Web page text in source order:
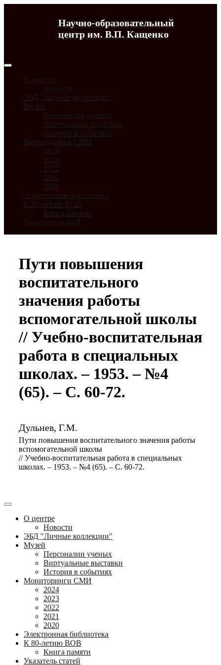
Научно-образовательный
центр им. В.П. Кащенко
О центре
Новости
ЭБД "Личные коллекции"
Музей
Персоналии ученых
Виртуальные выставки
История в событиях
Мониторинги СМИ
2024
2023
2022
2021
2020
Электронная библиотека
К 80-летию ВОВ
Книга памяти
Указатель статей
Пути повышения
воспитательного
значения работы
вспомогательной школы
// Учебно-воспитательная
работа в специальных
школах. – 1953. – №4
(65). – С. 60-72.
Дульнев, Г.М.
Пути повышения воспитательного значения работы
вспомогательной школы
// Учебно-воспитательная работа в специальных
школах. – 1953. – №4 (65). – С. 60-72.
О центре
Новости
ЭБД "Личные коллекции"
Музей
Персоналии ученых
Виртуальные выставки
История в событиях
Мониторинги СМИ
2024
2023
2022
2021
2020
Электронная библиотека
К 80-летию ВОВ
Книга памяти
Указатель статей